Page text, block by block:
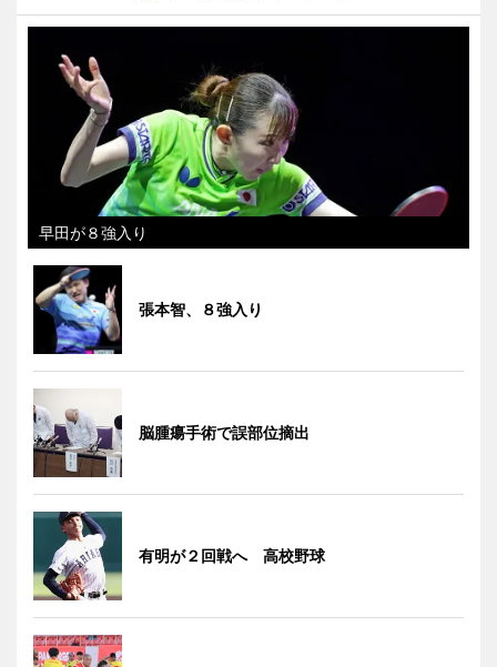
早田が８強入り
張本智、８強入り
脳腫瘍手術で誤部位摘出
有明が２回戦へ 高校野球